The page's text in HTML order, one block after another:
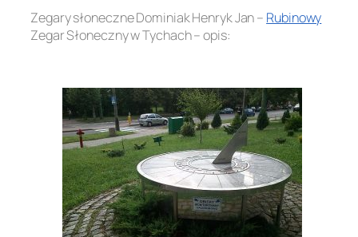
Zegary słoneczne Dominiak Henryk Jan – Rubinowy
Zegar Słoneczny w Tychach – opis: